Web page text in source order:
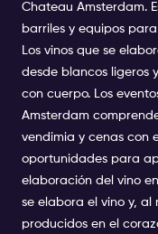
Chateau Amsterdam.
barriles y equipos
Los vinos que se
desde blancos ligeros
con cuerpo. Los
Amsterdam
vendimia y cenas con
oportunidades para
elaboración del vino
se elabora el vino y, al
producidos en el